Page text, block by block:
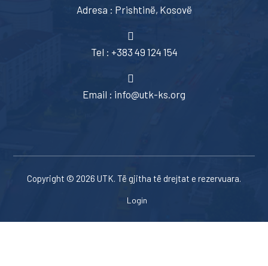
Adresa : Prishtinë, Kosovë
Tel : +383 49 124 154
Email : info@utk-ks.org
Copyright © 2026 UTK. Të gjitha të drejtat e rezervuara.
Login